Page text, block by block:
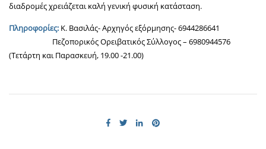
διαδρομές χρειάζεται καλή γενική φυσική κατάσταση.
Πληροφορίες: Κ. Βασιλάς- Αρχηγός εξόρμησης- 6944286641
Πεζοπορικός Ορειβατικός Σύλλογος – 6980944576
(Τετάρτη και Παρασκευή, 19.00 -21.00)